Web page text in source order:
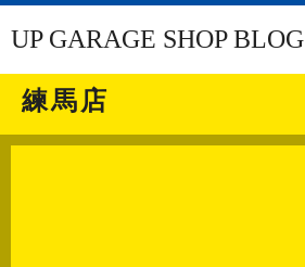
UP GARAGE SHOP BLOG
練馬店